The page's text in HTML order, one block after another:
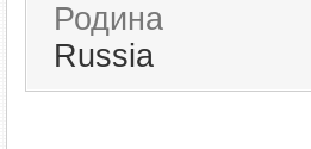
Родина
Russia